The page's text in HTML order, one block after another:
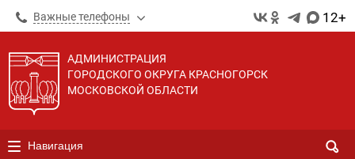
Важные телефоны 12+
АДМИНИСТРАЦИЯ
ГОРОДСКОГО ОКРУГА КРАСНОГОРСК
МОСКОВСКОЙ ОБЛАСТИ
Навигация